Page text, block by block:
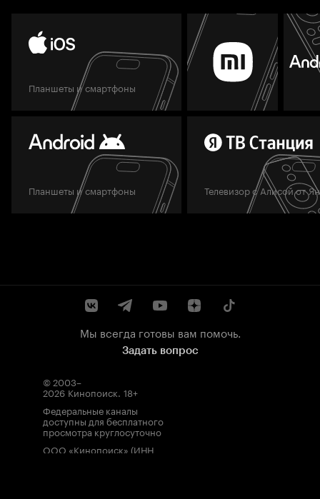
Планшеты и смартфоны
Планшеты и смартфоны Телевизор с Алисой от
Мы всегда готовы вам помочь.
Задать вопрос
© 2003–
2026 Кинопоиск 18+
Федеральные каналы
доступны для бесплатного
просмотра круглосуточно
ООО «Кинопоиск» (ИНН